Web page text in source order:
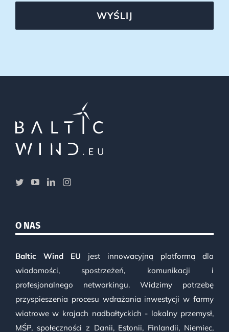
WYŚLIJ
O NAS
Baltic Wind EU jest innowacyjną platformą dla
wiadomości, spostrzeżeń, komunikacji i
profesjonalnego networkingu. Widzimy potrzebę
przyspieszenia procesu wdrażania inwestycji w farmy
wiatrowe w krajach nadbałtyckich - lokalny przemysł,
MŚP, społeczności z Danii, Estonii, Finlandii, Niemiec,